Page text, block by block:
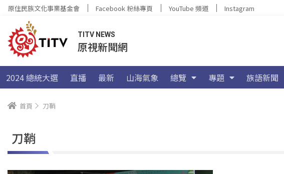
原住民族文化事業基金會 Facebook 粉絲專頁 YouTube 頻道 Instagram
TITV NEWS
原視新聞網
2024 總統大選 直播 最新 山海氣象 總覽 專題 族語新聞
首頁 刀鞘
刀鞘